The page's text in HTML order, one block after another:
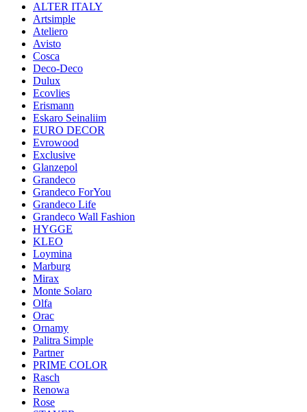
ALTER ITALY
Artsimple
Ateliero
Avisto
Cosca
Deco-Deco
Dulux
Ecovlies
Erismann
Eskaro Seinaliim
EURO DECOR
Evrowood
Exclusive
Glanzepol
Grandeco
Grandeco ForYou
Grandeco Life
Grandeco Wall Fashion
HYGGE
KLEO
Loymina
Marburg
Mirax
Monte Solaro
Olfa
Orac
Ornamy
Palitra Simple
Partner
PRIME COLOR
Rasch
Renowa
Rose